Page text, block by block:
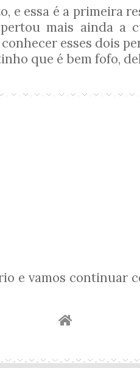
e essa é a primeira
mais ainda a
esses dois
que é bem fofo,
e vamos continuar